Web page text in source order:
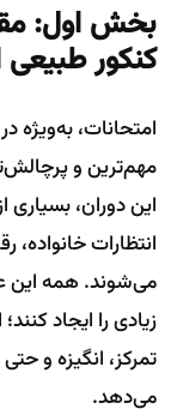
بخش اول:
کنکور
امتحانات،
مهم‌ترین و
این دوران، بسیاری
انتظارات
می‌شوند. همه
زیادی را ایجاد
تمرکز، انگیزه و
می‌دهد.